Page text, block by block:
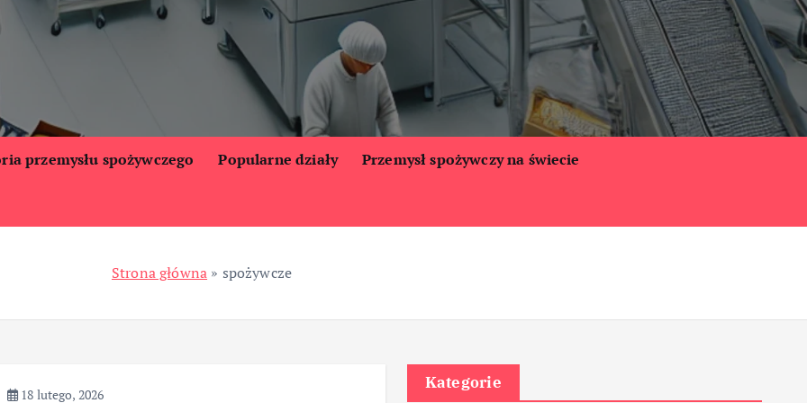
przemysłu spożywczego Popularne działy Przemysł spożywczy na świecie
Strona główna » spożywcze
18 lutego, 2026
Kategorie